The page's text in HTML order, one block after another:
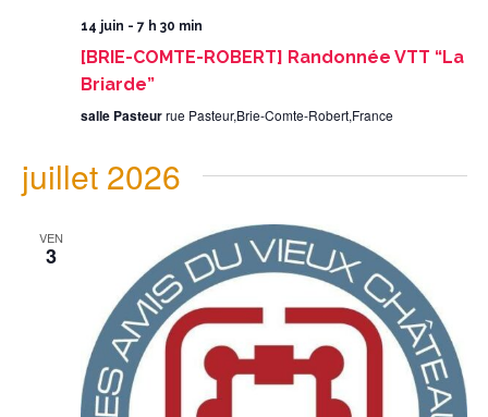
14 juin - 7 h 30 min
[BRIE-COMTE-ROBERT] Randonnée VTT “La
Briarde”
salle Pasteurrue Pasteur,Brie-Comte-Robert,France
juillet 2026
VEN
3